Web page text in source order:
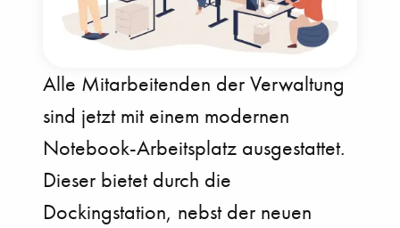
Alle Mitarbeitenden der Verwaltung
sind jetzt mit einem modernen
Notebook-Arbeitsplatz ausgestattet.
Dieser bietet durch die
Dockingstation, nebst der neuen